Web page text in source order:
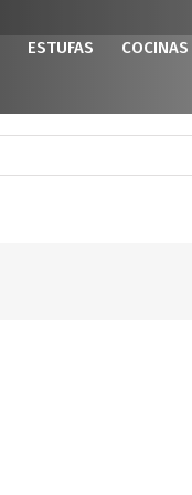
ESTUFAS COCINAS